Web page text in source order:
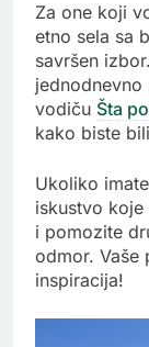
Za one koji
etno sela sa
savršen
jednodnevno
vodiču Šta
kako biste
Ukoliko
iskustvo
i pomozite
odmor. Vaše
inspiracija!